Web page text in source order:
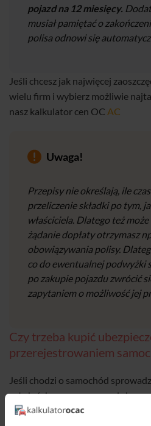
pojazd na 12 miesięcy.
musiał pamiętać o
polisa odnowi się
Jeśli chcesz jak najwięcej
wielu firm i wybierz możliwie
nasz kalkulator cen OC AC
Uwaga!
Przepisy nie określają, ile
przeliczenie składki po tym,
właściciela. Dlatego też
żądanie dopłaty otrzymasz
obowiązywania polisy.
co do ewentualnej podwyżki
po zakupie pojazdu zwrócić
zapytaniem o możliwość jej
Czy trzeba kupić
przerejestrowaniem
Jeśli chodzi o samochód
założyć, że zaraz po sprzedaży
wyrejestruje go i zda tablice do